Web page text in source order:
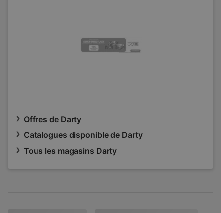
Offres de Darty
Catalogues disponible de Darty
Tous les magasins Darty